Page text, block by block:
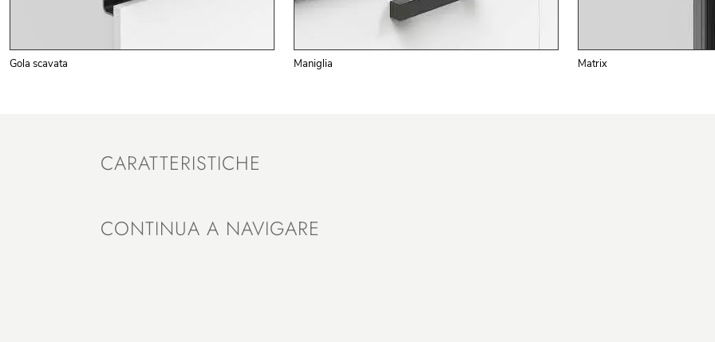
Gola scavata Maniglia Matrix
CARATTERISTICHE
CONTINUA A NAVIGARE